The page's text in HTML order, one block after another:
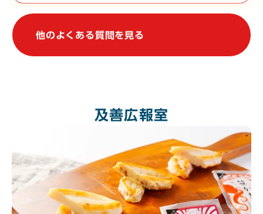
関東地方で常時販売している店舗はございませんが、不定期で上
野駅や大宮駅での物産展に出店しております。催事等の情報は、
他のよくある質問を見る
及善広報室